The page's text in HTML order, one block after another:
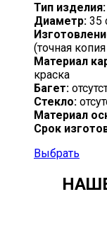
Тип изделия:
Диаметр: 35
(точная
Материал
краска
Багет:
Стекло:
Материал
Срок
Выбрать